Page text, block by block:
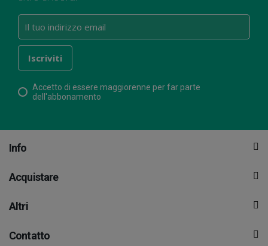
Accetto di essere maggiorenne per far parte
dell'abbonamento
Info
Acquistare
Altri
Contatto